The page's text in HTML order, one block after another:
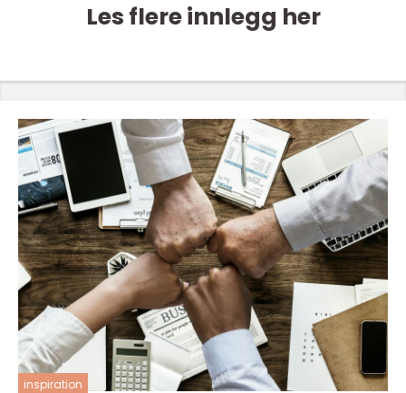
Les flere innlegg her
inspiration